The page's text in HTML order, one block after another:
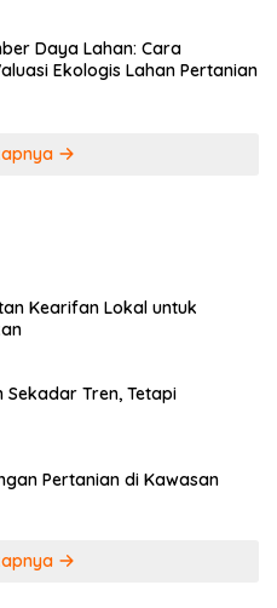
Daya Lahan: Cara
Ekologis Lahan Pertanian
Kearifan Lokal untuk
Tren, Tetapi
Pertanian di Kawasan